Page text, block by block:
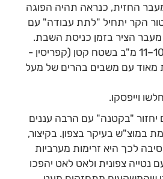
החזית, כנראה תהיה הפוגה
הקר יתחיל "לתת עבודה" עם
הציר בזמן כניסת השבת.
בגלל גרדיינט חריף של 10–11 מ"ב בשטח קטן (קפריסין -
מאוד עם משבים בהרים של מעל
וייפסקו.
"בקטנה" עם הרבה עננים
במוצ"ש בעיקר בצפון. בקיצור,
לכך היא זרימות מערביות
נטייה צפונית ולאט לאט יהפכו